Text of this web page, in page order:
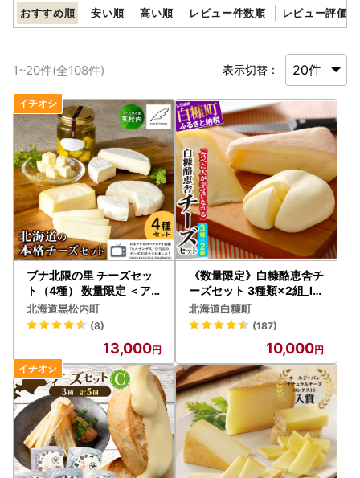
おすすめ順 安い順 高い順 レビュー件数順 レビュー評価順
1~20件(全108件) 表示切替：
ブナ北限の里 チーズセッ
ト（4種） 数量限定 ＜ア
ンジュ・ド・フロマージュ
＞★予約受付★
北海道黒松内町
(8)
13,000
《数量限定》白糠酪恵舎チ
ーズセット 3種類×2組_I0
10-0154
北海道白糠町
(187)
10,000